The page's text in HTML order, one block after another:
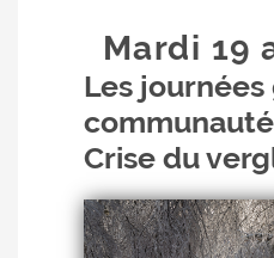
Mardi 19
Les journées
Crise du